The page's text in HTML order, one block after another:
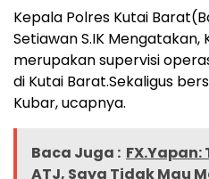
Kepala Polres Kutai
Setiawan S.IK Mengatakan,
merupakan supervisi
di Kutai Barat.Sekaligus
Kubar, ucapnya.
Baca Juga :
ATJ, Saya Tidak Mau